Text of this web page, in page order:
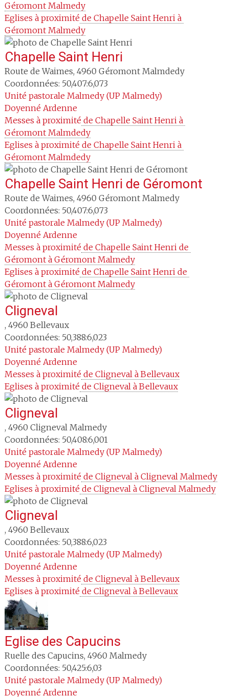
Géromont Malmedy
Eglises à proximité de Chapelle Saint Henri à
Géromont Malmedy
Chapelle Saint Henri
Route de Waimes, 4960 Géromont Malmdedy
Coordonnées: 50,407:6,073
Unité pastorale Malmedy (UP Malmedy)
Doyenné Ardenne
Messes à proximité de Chapelle Saint Henri à
Géromont Malmdedy
Eglises à proximité de Chapelle Saint Henri à
Géromont Malmdedy
Chapelle Saint Henri de Géromont
Route de Waimes, 4960 Géromont Malmedy
Coordonnées: 50,407:6,073
Unité pastorale Malmedy (UP Malmedy)
Doyenné Ardenne
Messes à proximité de Chapelle Saint Henri de
Géromont à Géromont Malmedy
Eglises à proximité de Chapelle Saint Henri de
Géromont à Géromont Malmedy
Cligneval
, 4960 Bellevaux
Coordonnées: 50,388:6,023
Unité pastorale Malmedy (UP Malmedy)
Doyenné Ardenne
Messes à proximité de Cligneval à Bellevaux
Eglises à proximité de Cligneval à Bellevaux
Cligneval
, 4960 Cligneval Malmedy
Coordonnées: 50,408:6,001
Unité pastorale Malmedy (UP Malmedy)
Doyenné Ardenne
Messes à proximité de Cligneval à Cligneval Malmedy
Eglises à proximité de Cligneval à Cligneval Malmedy
Cligneval
, 4960 Bellevaux
Coordonnées: 50,388:6,023
Unité pastorale Malmedy (UP Malmedy)
Doyenné Ardenne
Messes à proximité de Cligneval à Bellevaux
Eglises à proximité de Cligneval à Bellevaux
Eglise des Capucins
Ruelle des Capucins, 4960 Malmedy
Coordonnées: 50,425:6,03
Unité pastorale Malmedy (UP Malmedy)
Doyenné Ardenne